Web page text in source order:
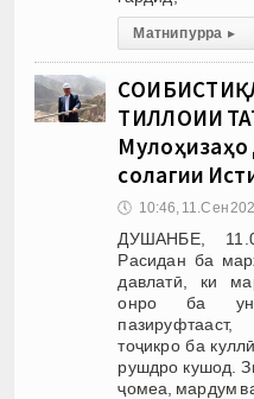
Матни пурра ▸
ТИЛЛОИИ
Мулоҳизаҳо
солагии
🕔 10:46, 11.Сен
ДУШАНБЕ,
Расидан ба
давлатӣ, ки
онро ба
тоҷикро ба
рушдро кушод.
ҷомеа, мардум